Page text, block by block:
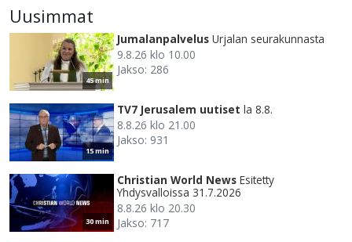
Uusimmat
45 min
Jumalanpalvelus Urjalan seurakunnasta
9.8.26 klo 10.00
Jakso: 286
15 min
TV7 Jerusalem uutiset la 8.8.
8.8.26 klo 21.00
Jakso: 931
30 min
Christian World News Esitetty
Yhdysvalloissa 31.7.2026
8.8.26 klo 20.30
Jakso: 717